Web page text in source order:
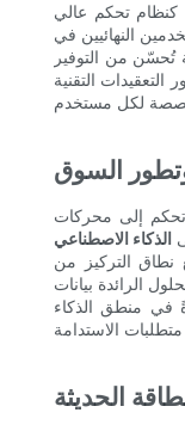
كنظام تحكم عالي
النهائيين في
تُحسّن من التوفير
التقنية
السوق
تحكم إلى محركات
الذكاء الاصطناعي
نطاق التركيز من
الرائدة بيانات
في منطق الذكاء
الحديثة